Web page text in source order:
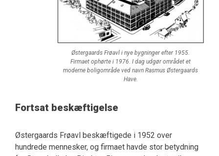
Østergaards Frøavl i nye bygninger efter 1955.
Firmaet ophørte i 1976. I dag udgør området et
moderne boligområde ved navn Rasmus Østergaards
Have.
Fortsat beskæftigelse
Østergaards Frøavl beskæftigede i 1952 over
hundrede mennesker, og firmaet havde stor betydning